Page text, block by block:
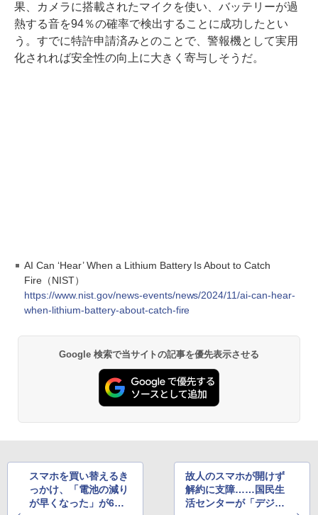
果、カメラに搭載されたマイクを使い、バッテリーが過
熱する音を94％の確率で検出することに成功したとい
う。すでに特許申請済みとのことで、警報機として実用
化されれば安全性の向上に大きく寄与しそうだ。
AI Can ‘Hear’ When a Lithium Battery Is About to Catch
Fire（NIST）
https://www.nist.gov/news-events/news/2024/11/ai-can-hear-
when-lithium-battery-about-catch-fire
Google 検索で当サイトの記事を優先表示させる
スマホを買い替えるき
っかけ、「電池の減り
が早くなった」が6割
故人のスマホが開けず
解約に支障……国民生
活センターが「デジタ